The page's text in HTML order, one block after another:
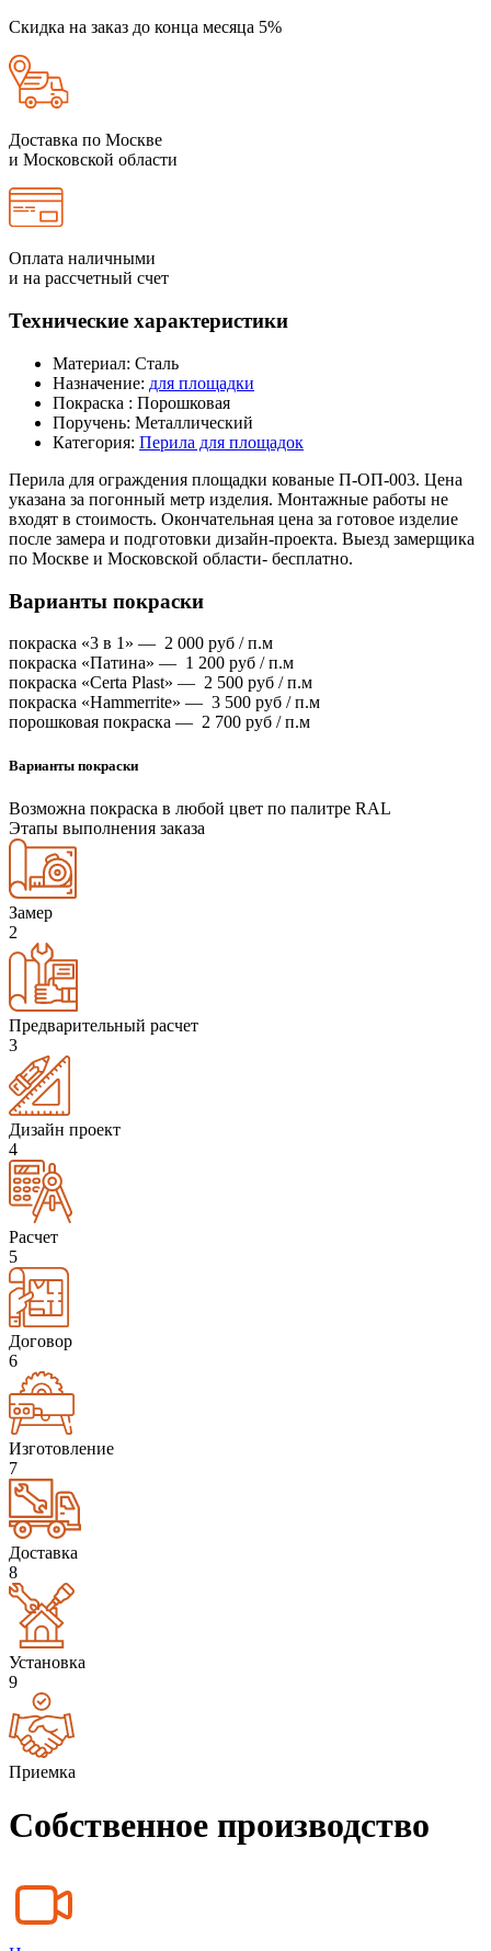
Скидка на заказ до конца месяца 5%
Доставка по Москве
и Московской области
Оплата наличными
и на рассчетный счет
Технические характеристики
Материал: Сталь
Назначение: для площадки
Покраска : Порошковая
Поручень: Металлический
Категория: Перила для площадок
Перила для ограждения площадки кованые П-ОП-003. Цена
указана за погонный метр изделия. Монтажные работы не
входят в стоимость. Окончательная цена за готовое изделие
после замера и подготовки дизайн-проекта. Выезд замерщика
по Москве и Московской области- бесплатно.
Варианты покраски
покраска «3 в 1» — 2 000 руб / п.м
покраска «Патина» — 1 200 руб / п.м
покраска «Certa Plast» — 2 500 руб / п.м
покраска «Hammerrite» — 3 500 руб / п.м
порошковая покраска — 2 700 руб / п.м
Варианты покраски
Возможна покраска в любой цвет по палитре RAL
Этапы выполнения заказа
Замер
2
Предварительный расчет
3
Дизайн проект
4
Расчет
5
Договор
6
Изготовление
7
Доставка
8
Установка
9
Приемка
Собственное производство